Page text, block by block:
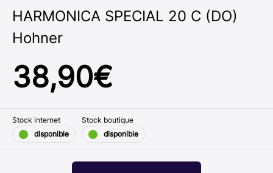
HARMONICA SPECIAL 20 C (DO)
Hohner
38,90€
Stock internet
disponible
Stock boutique
disponible